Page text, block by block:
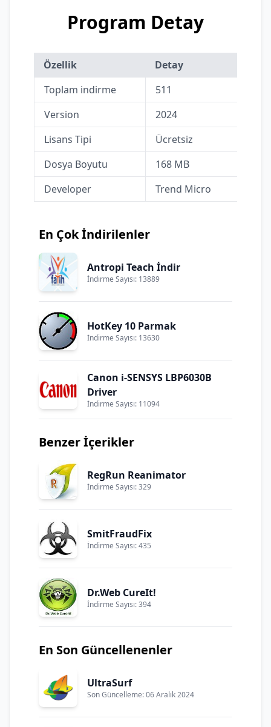
Program Detay
Özellik
Detay
Toplam indirme
511
Version
2024
Lisans Tipi
Ücretsiz
Dosya Boyutu
168 MB
Developer
Trend Micro
En Çok İndirilenler
Antropi Teach İndir
İndirme Sayısı: 13889
HotKey 10 Parmak
İndirme Sayısı: 13630
Canon i-SENSYS LBP6030B
Driver
İndirme Sayısı: 11094
Benzer İçerikler
RegRun Reanimator
İndirme Sayısı: 329
SmitFraudFix
İndirme Sayısı: 435
Dr.Web CureIt!
İndirme Sayısı: 394
En Son Güncellenenler
UltraSurf
Son Güncelleme: 06 Aralık 2024